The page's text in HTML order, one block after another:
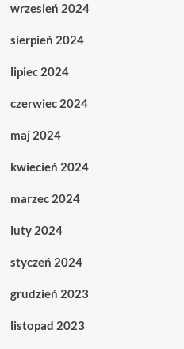
wrzesień 2024
sierpień 2024
lipiec 2024
czerwiec 2024
maj 2024
kwiecień 2024
marzec 2024
luty 2024
styczeń 2024
grudzień 2023
listopad 2023